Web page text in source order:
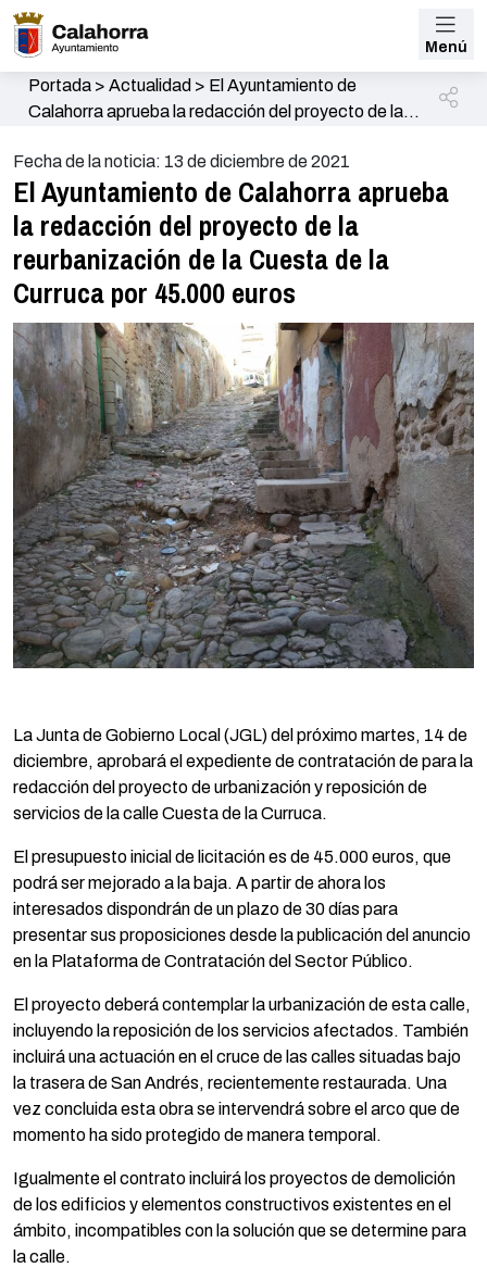
Menú
Portada> Actualidad > El Ayuntamiento de
Calahorra aprueba la redacción del proyecto de la
45.000 euros
Fecha de la noticia: 13 de diciembre de 2021
El Ayuntamiento de Calahorra aprueba
la redacción del proyecto de la
reurbanización de la Cuesta de la
Curruca por 45.000 euros
La Junta de Gobierno Local (JGL) del próximo martes, 14 de
diciembre, aprobará el expediente de contratación de para la
redacción del proyecto de urbanización y reposición de
servicios de la calle Cuesta de la Curruca.
El presupuesto inicial de licitación es de 45.000 euros, que
podrá ser mejorado a la baja. A partir de ahora los
interesados dispondrán de un plazo de 30 días para
presentar sus proposiciones desde la publicación del anuncio
en la Plataforma de Contratación del Sector Público.
El proyecto deberá contemplar la urbanización de esta calle,
incluyendo la reposición de los servicios afectados. También
incluirá una actuación en el cruce de las calles situadas bajo
la trasera de San Andrés, recientemente restaurada. Una
vez concluida esta obra se intervendrá sobre el arco que de
momento ha sido protegido de manera temporal.
Igualmente el contrato incluirá los proyectos de demolición
de los edificios y elementos constructivos existentes en el
ámbito, incompatibles con la solución que se determine para
la calle.